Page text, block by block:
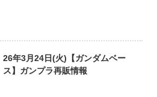
26年3月24日(火)【ガンダムベー
ス】ガンプラ再販情報